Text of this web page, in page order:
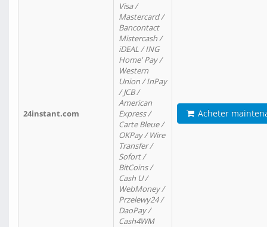
24instant.com
Visa /
Mastercard /
Bancontact
Mistercash /
iDEAL / ING
Home' Pay /
Western
Union / InPay
/ JCB /
American
Express /
Carte Bleue /
OKPay / Wire
Transfer /
Sofort /
BitCoins /
Cash U /
WebMoney /
Przelewy24 /
DaoPay /
Cash4WM
Acheter